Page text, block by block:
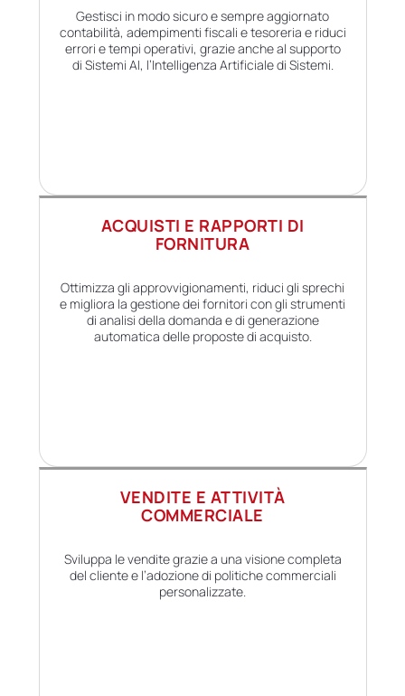
Gestisci in modo sicuro e sempre aggiornato
contabilità, adempimenti fiscali e tesoreria e riduci
errori e tempi operativi, grazie anche al supporto
di Sistemi AI, l’Intelligenza Artificiale di Sistemi.
ACQUISTI E RAPPORTI DI
FORNITURA
Ottimizza gli approvvigionamenti, riduci gli sprechi
e migliora la gestione dei fornitori con gli strumenti
di analisi della domanda e di generazione
automatica delle proposte di acquisto.
VENDITE E ATTIVITÀ
COMMERCIALE
Sviluppa le vendite grazie a una visione completa
del cliente e l’adozione di politiche commerciali
personalizzate.